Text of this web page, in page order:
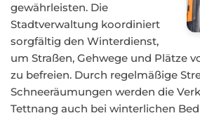
gewährleisten. Die
Stadtverwaltung koordiniert
sorgfältig den Winterdienst,
um Straßen, Gehwege und Plätze
zu befreien. Durch regelmäßige
Schneeräumungen werden die
Tettnang auch bei winterlichen